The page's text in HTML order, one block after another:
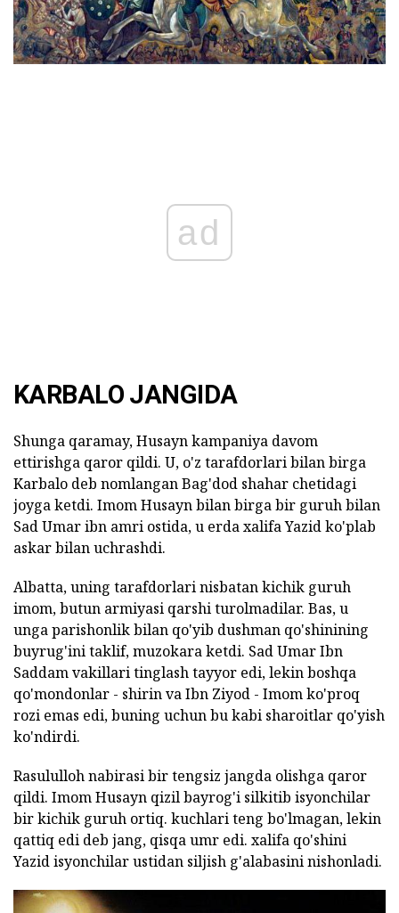
ad
KARBALO JANGIDA
Shunga qaramay, Husayn kampaniya davom
ettirishga qaror qildi. U, o'z tarafdorlari bilan birga
Karbalo deb nomlangan Bag'dod shahar chetidagi
joyga ketdi. Imom Husayn bilan birga bir guruh bilan
Sad Umar ibn amri ostida, u erda xalifa Yazid ko'plab
askar bilan uchrashdi.
Albatta, uning tarafdorlari nisbatan kichik guruh
imom, butun armiyasi qarshi turolmadilar. Bas, u
unga parishonlik bilan qo'yib dushman qo'shinining
buyrug'ini taklif, muzokara ketdi. Sad Umar Ibn
Saddam vakillari tinglash tayyor edi, lekin boshqa
qo'mondonlar - shirin va Ibn Ziyod - Imom ko'proq
rozi emas edi, buning uchun bu kabi sharoitlar qo'yish
ko'ndirdi.
Rasululloh nabirasi bir tengsiz jangda olishga qaror
qildi. Imom Husayn qizil bayrog'i silkitib isyonchilar
bir kichik guruh ortiq. kuchlari teng bo'lmagan, lekin
qattiq edi deb jang, qisqa umr edi. xalifa qo'shini
Yazid isyonchilar ustidan siljish g'alabasini nishonladi.